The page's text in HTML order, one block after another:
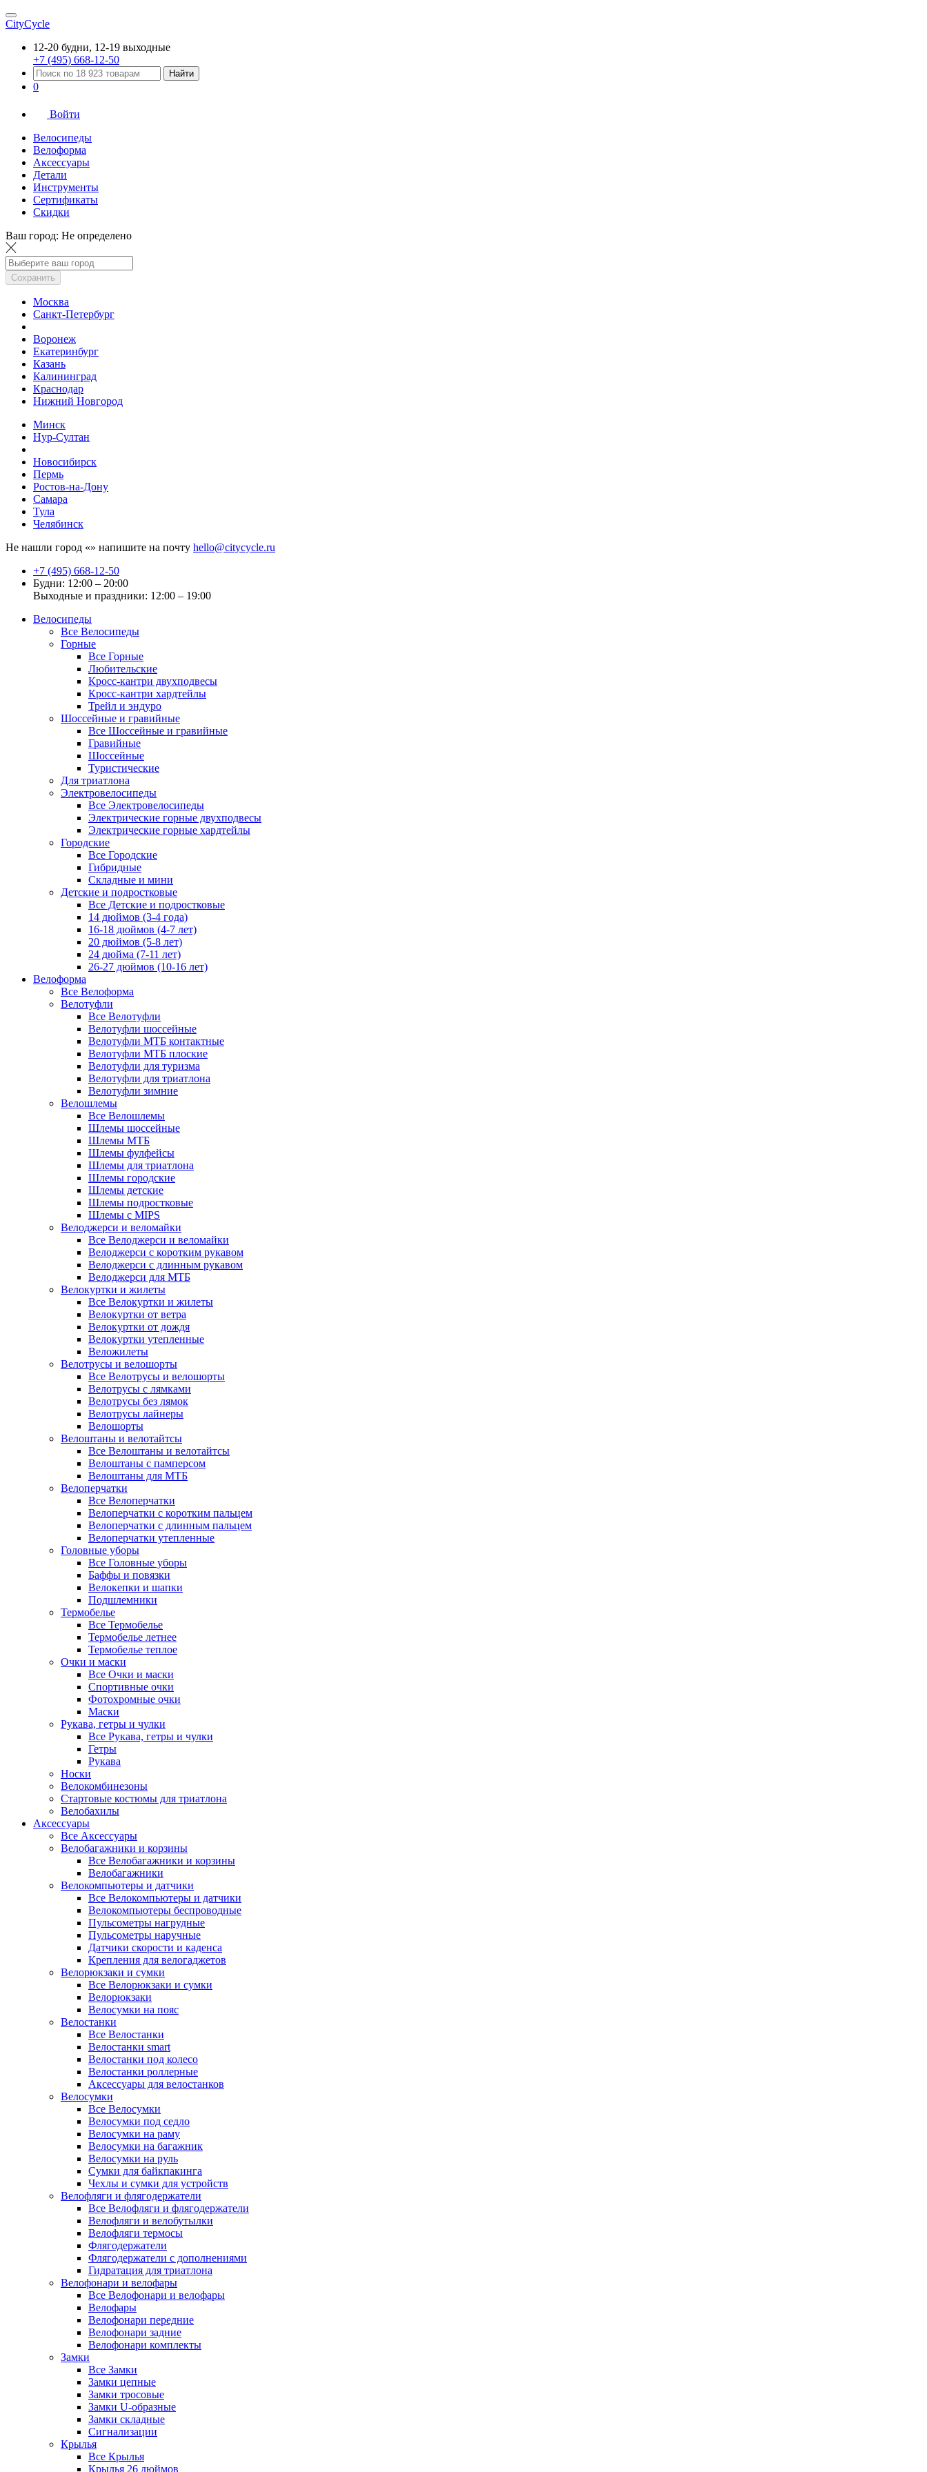
CityCycle
12-20 будни, 12-19 выходные
+7 (495) 668-12-50
Найти
0
Войти
Велосипеды
Велоформа
Аксессуары
Детали
Инструменты
Сертификаты
Скидки
Ваш город: Не определено
Сохранить
Москва
Санкт-Петербург
Воронеж
Екатеринбург
Казань
Калининград
Краснодар
Нижний Новгород
Минск
Нур-Султан
Новосибирск
Пермь
Ростов-на-Дону
Самара
Тула
Челябинск
Не нашли город «» напишите на почту hello@citycycle.ru
+7 (495) 668-12-50
Будни: 12:00 – 20:00
Выходные и праздники: 12:00 – 19:00
Велосипеды
Все Велосипеды
Горные
Все Горные
Любительские
Кросс-кантри двухподвесы
Кросс-кантри хардтейлы
Трейл и эндуро
Шоссейные и гравийные
Все Шоссейные и гравийные
Гравийные
Шоссейные
Туристические
Для триатлона
Электровелосипеды
Все Электровелосипеды
Электрические горные двухподвесы
Электрические горные хардтейлы
Городские
Все Городские
Гибридные
Складные и мини
Детские и подростковые
Все Детские и подростковые
14 дюймов (3-4 года)
16-18 дюймов (4-7 лет)
20 дюймов (5-8 лет)
24 дюйма (7-11 лет)
26-27 дюймов (10-16 лет)
Велоформа
Все Велоформа
Велотуфли
Все Велотуфли
Велотуфли шоссейные
Велотуфли МТБ контактные
Велотуфли МТБ плоские
Велотуфли для туризма
Велотуфли для триатлона
Велотуфли зимние
Велошлемы
Все Велошлемы
Шлемы шоссейные
Шлемы МТБ
Шлемы фулфейсы
Шлемы для триатлона
Шлемы городские
Шлемы детские
Шлемы подростковые
Шлемы с MIPS
Велоджерси и веломайки
Все Велоджерси и веломайки
Велоджерси с коротким рукавом
Велоджерси с длинным рукавом
Велоджерси для МТБ
Велокуртки и жилеты
Все Велокуртки и жилеты
Велокуртки от ветра
Велокуртки от дождя
Велокуртки утепленные
Веложилеты
Велотрусы и велошорты
Все Велотрусы и велошорты
Велотрусы с лямками
Велотрусы без лямок
Велотрусы лайнеры
Велошорты
Велоштаны и велотайтсы
Все Велоштаны и велотайтсы
Велоштаны с памперсом
Велоштаны для МТБ
Велоперчатки
Все Велоперчатки
Велоперчатки с коротким пальцем
Велоперчатки с длинным пальцем
Велоперчатки утепленные
Головные уборы
Все Головные уборы
Баффы и повязки
Велокепки и шапки
Подшлемники
Термобелье
Все Термобелье
Термобелье летнее
Термобелье теплое
Очки и маски
Все Очки и маски
Спортивные очки
Фотохромные очки
Маски
Рукава, гетры и чулки
Все Рукава, гетры и чулки
Гетры
Рукава
Носки
Велокомбинезоны
Стартовые костюмы для триатлона
Велобахилы
Аксессуары
Все Аксессуары
Велобагажники и корзины
Все Велобагажники и корзины
Велобагажники
Велокомпьютеры и датчики
Все Велокомпьютеры и датчики
Велокомпьютеры беспроводные
Пульсометры нагрудные
Пульсометры наручные
Датчики скорости и каденса
Крепления для велогаджетов
Велорюкзаки и сумки
Все Велорюкзаки и сумки
Велорюкзаки
Велосумки на пояс
Велостанки
Все Велостанки
Велостанки smart
Велостанки под колесо
Велостанки роллерные
Аксессуары для велостанков
Велосумки
Все Велосумки
Велосумки под седло
Велосумки на раму
Велосумки на багажник
Велосумки на руль
Сумки для байкпакинга
Чехлы и сумки для устройств
Велофляги и флягодержатели
Все Велофляги и флягодержатели
Велофляги и велобутылки
Велофляги термосы
Флягодержатели
Флягодержатели с дополнениями
Гидратация для триатлона
Велофонари и велофары
Все Велофонари и велофары
Велофары
Велофонари передние
Велофонари задние
Велофонари комплекты
Замки
Все Замки
Замки цепные
Замки тросовые
Замки U-образные
Замки складные
Сигнализации
Крылья
Все Крылья
Крылья 26 дюймов